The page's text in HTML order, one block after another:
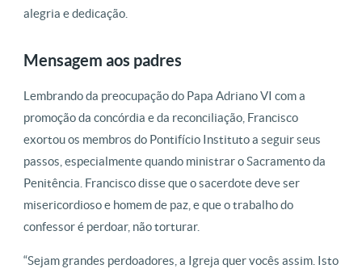
alegria e dedicação.
Mensagem aos padres
Lembrando da preocupação do Papa Adriano VI com a
promoção da concórdia e da reconciliação, Francisco
exortou os membros do Pontifício Instituto a seguir seus
passos, especialmente quando ministrar o Sacramento da
Penitência. Francisco disse que o sacerdote deve ser
misericordioso e homem de paz, e que o trabalho do
confessor é perdoar, não torturar.
“Sejam grandes perdoadores, a Igreja quer vocês assim. Isto